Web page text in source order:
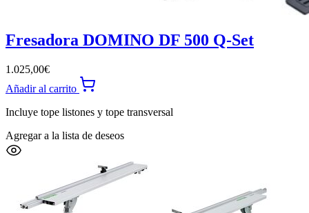
Fresadora DOMINO DF 500 Q-Set
1.025,00€
Añadir al carrito
Incluye tope listones y tope transversal
Agregar a la lista de deseos